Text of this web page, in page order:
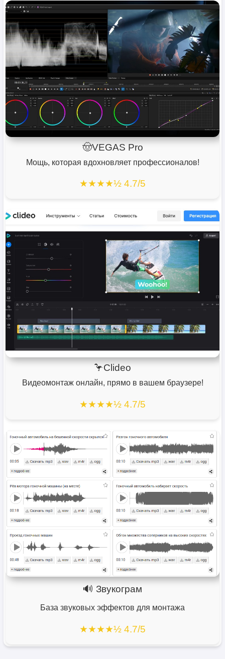
🤠VEGAS Pro
Мощь, которая вдохновляет профессионалов!
★★★★½ 4.7/5
🦩Clideo
Видеомонтаж онлайн, прямо в вашем браузере!
★★★★½ 4.7/5
🔊 Звукограм
База звуковых эффектов для монтажа
★★★★½ 4.7/5